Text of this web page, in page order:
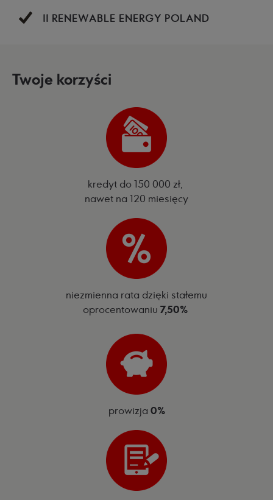
II RENEWABLE ENERGY POLAND
Twoje korzyści
kredyt do 150 000 zł,
nawet na 120 miesięcy
niezmienna rata dzięki stałemu
oprocentowaniu 7,50%
prowizja 0%